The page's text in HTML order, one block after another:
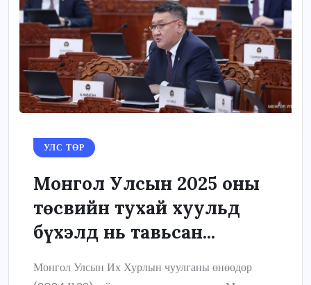
УЛС ТӨР
Монгол Улсын 2025 оны
төсвийн тухай хуульд
бүхэлд нь тавьсан...
Монгол Улсын Их Хурлын чуулганы өнөөдөр